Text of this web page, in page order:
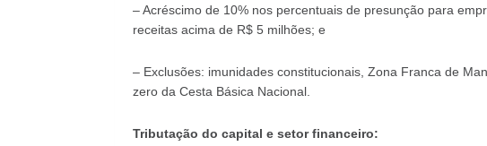
– Acréscimo de 10% nos percentuais de presunção para
receitas acima de R$ 5 milhões; e
– Exclusões: imunidades constitucionais, Zona Franca de
zero da Cesta Básica Nacional.
Tributação do capital e setor financeiro: